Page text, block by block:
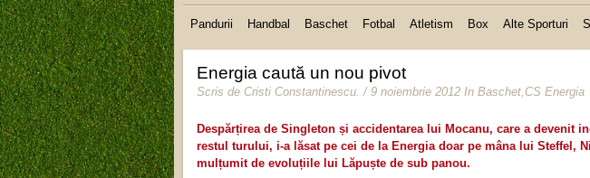
Pandurii Handbal Baschet Fotbal Atletism Box Alte Sporturi
Energia caută un nou pivot
Scris de Cristi Constantinescu. / 9 noiembrie 2012 In Baschet,CS Energia
Despărțirea de Singleton și accidentarea lui Mocanu, care a devenit
restul turului, i-a lăsat pe cei de la Energia doar pe mâna lui Steffel,
mulțumit de evoluțiile lui Lăpuște de sub panou.